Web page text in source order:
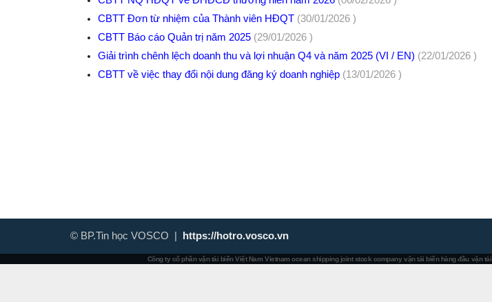
CBTT Đơn từ nhiệm của Thành viên HĐQT (30/01/2026 )
CBTT Báo cáo Quản trị năm 2025 (29/01/2026 )
Giải trình chênh lệch doanh thu và lợi nhuận Q4 và năm 2025 (VI / EN) (22/01/2026 )
CBTT về việc thay đổi nội dung đăng ký doanh nghiệp (13/01/2026 )
© BP.Tin học VOSCO | https://hotro.vosco.vn
Công ty cổ phần vận tải biển Việt Nam Vietnam ocean shipping joint stock company vận tải biển hàng đầu vận